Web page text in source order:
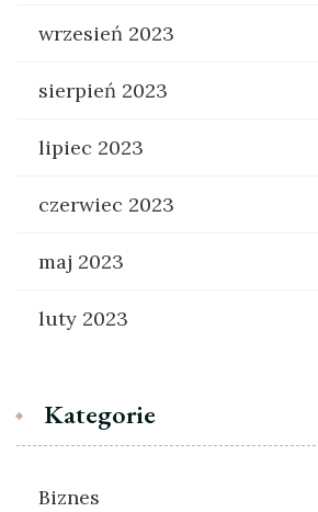
wrzesień 2023
sierpień 2023
lipiec 2023
czerwiec 2023
maj 2023
luty 2023
Kategorie
Biznes